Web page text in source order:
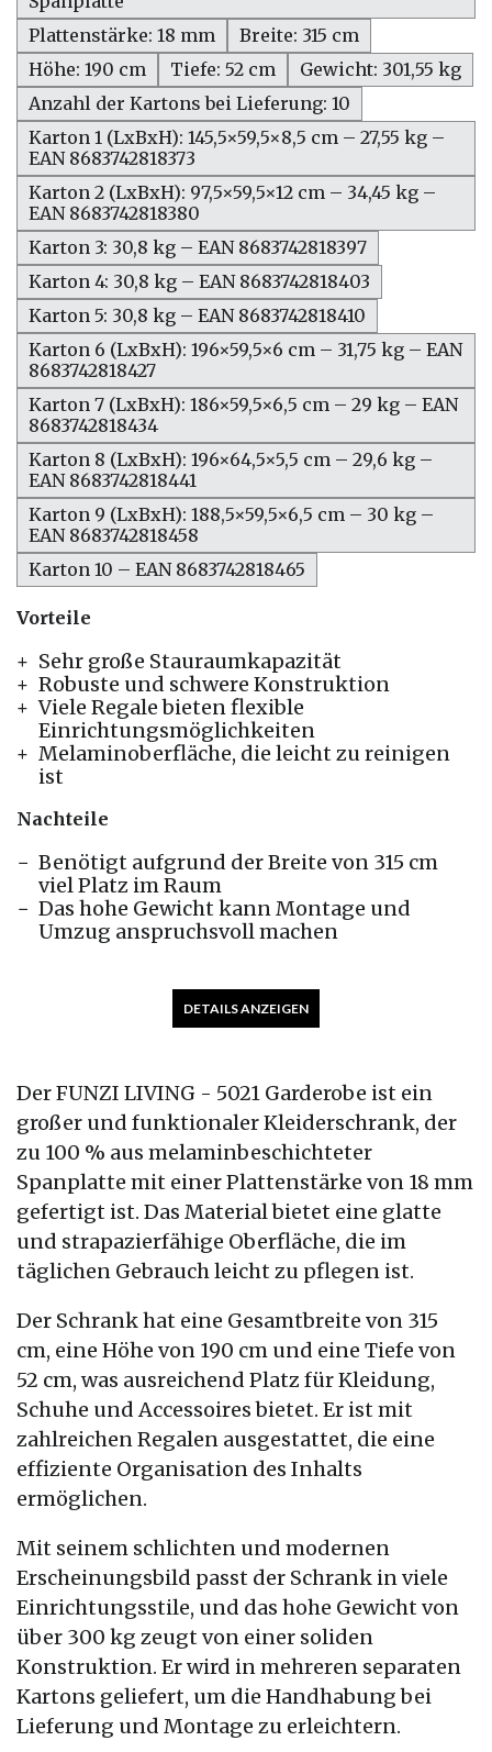
Der FUNZI LIVING - 5021 Garderobe ist ein
großer und funktionaler Kleiderschrank, der
zu 100 % aus melaminbeschichteter
Spanplatte mit einer Plattenstärke von 18 mm
gefertigt ist. Das Material bietet eine glatte
und strapazierfähige Oberfläche, die im
täglichen Gebrauch leicht zu pflegen ist.
Der Schrank hat eine Gesamtbreite von 315
cm, eine Höhe von 190 cm und eine Tiefe von
52 cm, was ausreichend Platz für Kleidung,
Schuhe und Accessoires bietet. Er ist mit
zahlreichen Regalen ausgestattet, die eine
effiziente Organisation des Inhalts
ermöglichen.
Mit seinem schlichten und modernen
Erscheinungsbild passt der Schrank in viele
Einrichtungsstile, und das hohe Gewicht von
über 300 kg zeugt von einer soliden
Konstruktion. Er wird in mehreren separaten
Kartons geliefert, um die Handhabung bei
Lieferung und Montage zu erleichtern.
Vorteile
Sehr große Stauraumkapazität
Robuste und schwere Konstruktion
Viele Regale bieten flexible
Einrichtungsmöglichkeiten
Melaminoberfläche, die leicht zu reinigen
ist
Nachteile
Benötigt aufgrund der Breite von 315 cm
viel Platz im Raum
Das hohe Gewicht kann Montage und
Umzug anspruchsvoll machen
Plattenstärke: 18 mm
Breite: 315 cm
Höhe: 190 cm
Tiefe: 52 cm
Gewicht: 301,55 kg
Anzahl der Kartons bei Lieferung: 10
Karton 1 (LxBxH): 145,5×59,5×8,5 cm – 27,55 kg –
EAN 8683742818373
Karton 2 (LxBxH): 97,5×59,5×12 cm – 34,45 kg –
EAN 8683742818380
Karton 3: 30,8 kg – EAN 8683742818397
Karton 4: 30,8 kg – EAN 8683742818403
Karton 5: 30,8 kg – EAN 8683742818410
Karton 6 (LxBxH): 196×59,5×6 cm – 31,75 kg – EAN
8683742818427
Karton 7 (LxBxH): 186×59,5×6,5 cm – 29 kg – EAN
8683742818434
Karton 8 (LxBxH): 196×64,5×5,5 cm – 29,6 kg –
EAN 8683742818441
Karton 9 (LxBxH): 188,5×59,5×6,5 cm – 30 kg –
EAN 8683742818458
Karton 10 – EAN 8683742818465
DETAILS ANZEIGEN